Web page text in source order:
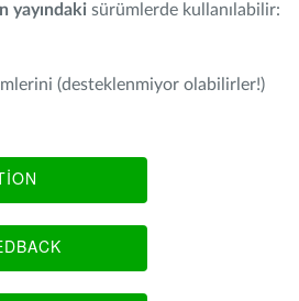
yayındaki sürümlerde kullanılabilir:
(desteklenmiyor olabilirler!)